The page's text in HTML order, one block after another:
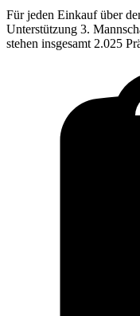
Für jeden Einkauf über
Unterstützung 3.
stehen insgesamt 2.025